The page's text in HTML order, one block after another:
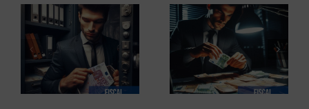
Los delitos fiscales (1 de 2)
El perfil de los
emprendedores españoles.
Informe completo en pdf